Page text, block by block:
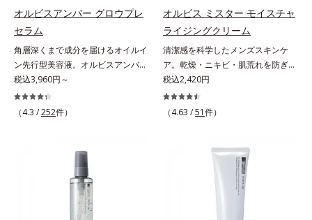
ロニセラカエルレア果汁、ノバラエ
キス配合＝うるおいを与えハリと透
明感に満ちた肌へ導く保湿成分*9
メマツヨイグサ抽出液、スイカズラ
エキス配合＝角層のすみずみまで水
分・油分を保ち、ハリ・ツヤを与え
る保湿成分*10 気持ちのことアレ
ルギーテスト済＝全ての方にアレル
にダマ防止の特殊コーティングを施
すことで、カバー粉体は薄く・均一
に凹凸へフィット。毛穴や色ムラを
カバーしながら自然な仕上がりを叶
えます。また、ファンデーションを
つけている間に保湿成分が肌へ浸透
(*2)するスキンコンディショニング
セラム設計(*3)を採用。肌に触れた
うな透明感とツヤを生み出すこと
で、“つるん”とした光のヴェールを
まとったような仕上がりに。*1 ス
キンフィットカラー成分（酸化チタ
ン、酸化鉄、ステアロイルグルタミ
オルビスアンバー グロウプレ
セラム
角層深くまで成分を届けるオイルイ
ン先行型美容液。オルビスアンバー
は、いつも⾃然体で美しくありたい
と願う⼤⼈世代に寄り添うブランド
です。年齢印象研究に基づいた肌サ
手軽なお手入れで賢いケアを。ライ
フスタイルになじむ、若々しい印象
(*1)作りのサポートをします。オル
ビスアンバー グロウプレセラムオ
イルイン先⾏型美容液「オルビスア
税込3,960円～
（4.3 /252件）
オルビス ミスター モイスチャ
ライジングクリーム
清潔感を科学したメンズスキンケ
ア。乾燥・ニキビ・肌荒れを防ぎハ
リ・ツヤのある、好印象な清潔透明
肌(*1)へ。オルビスミスターは、男
性の清潔感、爽やかさ、若々しさの
であること(*2)を業界で初めて発見
(*3)。ニキビ・肌荒れ予防有効成分
と保湿成分を新たに配合。これまで
の乾燥・テカリへのケアはそのまま
税込2,420円
（4.63 /51件）